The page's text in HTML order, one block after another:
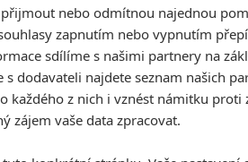
, jenž v prvním snímku
můžeme doufat i v jeho
a hlavním hrdinou je
císaře Commoda.
nebo odmítnou najednou
zapnutím nebo vypnutím
sdílíme s našimi partnery na
dodavateli najdete seznam našich
každého z nich i vznést námitku proti
zájem vaše data zpracovat.